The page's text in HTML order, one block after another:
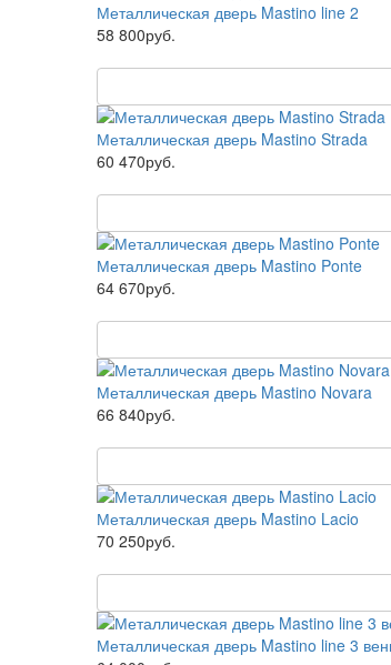
Металлическая дверь Mastino line 2
58 800руб.
Металлическая дверь Mastino Strada
60 470руб.
Металлическая дверь Mastino Ponte
64 670руб.
Металлическая дверь Mastino Novara
66 840руб.
Металлическая дверь Mastino Lacio
70 250руб.
Металлическая дверь Mastino line 3